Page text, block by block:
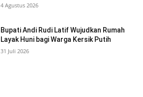
4 Agustus 2026
Bupati Andi Rudi Latif Wujudkan Rumah
Layak Huni bagi Warga Kersik Putih
31 Juli 2026